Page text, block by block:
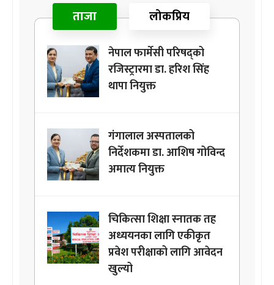
ताजा लोकप्रिय
नेपाल फार्मेसी परिषद्को
रजिस्ट्रारमा डा. हरिश सिंह
थापा नियुक्त
गंगालाल अस्पतालको
निर्देशकमा डा. आशिष गोविन्द
अमात्य नियुक्त
चिकित्सा शिक्षा स्नातक तह
अध्ययनका लागि एकीकृत
प्रवेश परीक्षाको लागि आवेदन
खुल्यो